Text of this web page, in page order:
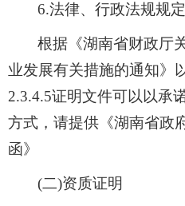
6.法律、行政法规规
根据《湖南省财政厅
业发展有关措施的通知》
2.3.4.5证明文件可以以承
方式，请提供《湖南省政
函》
(二)资质证明